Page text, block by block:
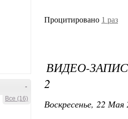
-
Все (16)
Процитировано 1 раз
ВИДЕО-
2
Воскресенье, 22